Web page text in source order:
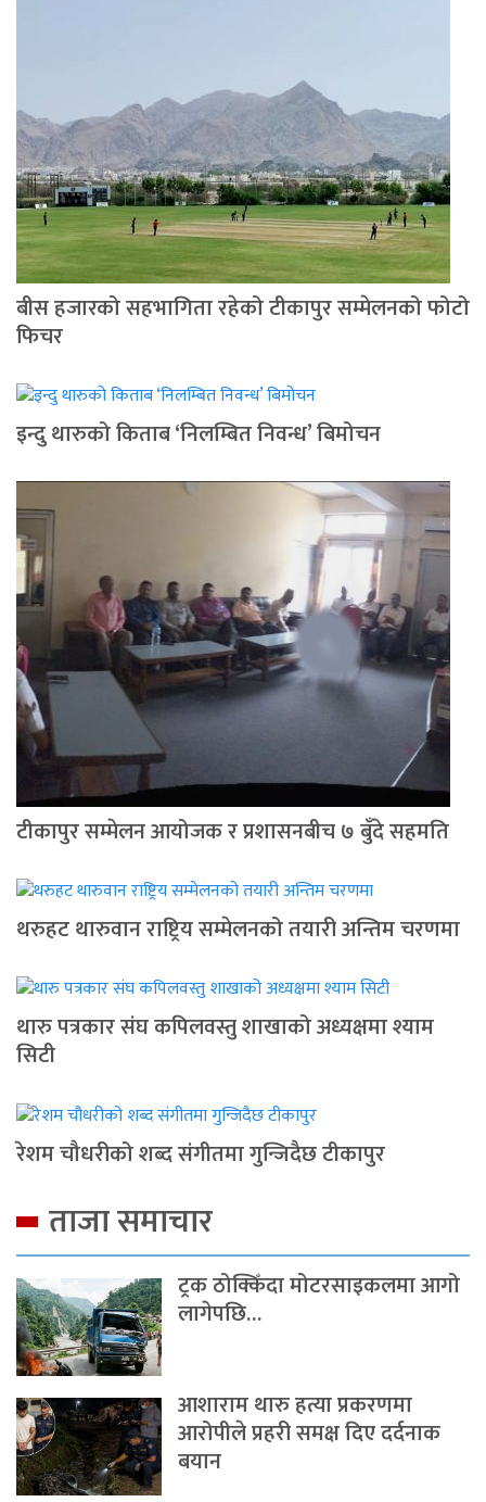
बीस हजारको सहभागिता रहेको टीकापुर सम्मेलनको फोटो
फिचर
इन्दु थारुको किताब ‘निलम्बित निवन्ध’ बिमोचन
टीकापुर सम्मेलन आयोजक र प्रशासनबीच ७ बुँदे सहमति
थरुहट थारुवान राष्ट्रिय सम्मेलनको तयारी अन्तिम चरणमा
थारु पत्रकार संघ कपिलवस्तु शाखाको अध्यक्षमा श्याम
सिटी
रेशम चौधरीको शब्द संगीतमा गुन्जिदैछ टीकापुर
ताजा समाचार
ट्रक ठोक्किँदा मोटरसाइकलमा आगो
लागेपछि…
आशाराम थारु हत्या प्रकरणमा
आरोपीले प्रहरी समक्ष दिए दर्दनाक
बयान